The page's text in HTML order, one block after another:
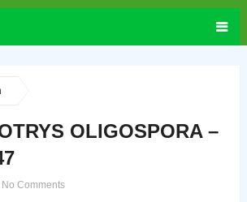
OLIGOSPORA –
No Comments